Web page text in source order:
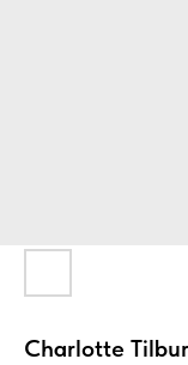
Charlotte